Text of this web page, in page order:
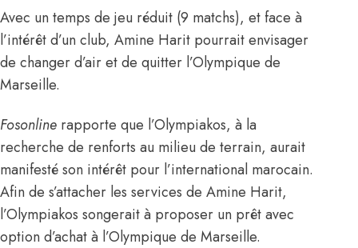
Avec un temps de jeu réduit (9 matchs), et face à
l’intérêt d’un club, Amine Harit pourrait envisager
de changer d’air et de quitter l’Olympique de
Marseille.
Fosonline rapporte que l’Olympiakos, à la
recherche de renforts au milieu de terrain, aurait
manifesté son intérêt pour l’international marocain.
Afin de s’attacher les services de Amine Harit,
l’Olympiakos songerait à proposer un prêt avec
option d’achat à l’Olympique de Marseille.